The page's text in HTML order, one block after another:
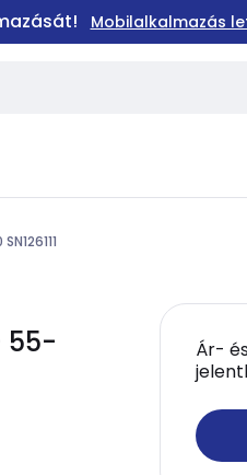
Mobilalkalmazás
55-
Ár-